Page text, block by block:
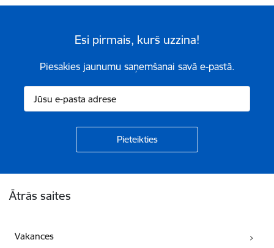
Esi pirmais, kurš uzzina!
Piesakies jaunumu saņemšanai savā e-pastā.
Ātrās saites
Vakances